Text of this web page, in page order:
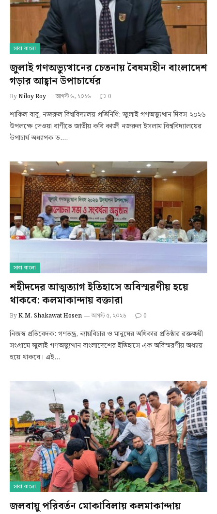
সারা বাংলা
জুলাই গণঅভ্যুত্থানের চেতনায় বৈষম্যহীন বাংলাদেশ
গড়ার আহ্বান উপাচার্যের
ByNiloy Roy আগস্ট ৬, ২০২৬ 0
শাকিল বাবু, নজরুল বিশ্ববিদ্যালয় প্রতিনিধি: জুলাই গণঅভ্যুত্থান দিবস-২০২৬
উপলক্ষে দেওয়া বাণীতে জাতীয় কবি কাজী নজরুল ইসলাম বিশ্ববিদ্যালয়ের
উপাচার্য অধ্যাপক ড.…
সারা বাংলা
শহীদদের আত্মত্যাগ ইতিহাসে অবিস্মরণীয় হয়ে
থাকবে: কলমাকান্দায় বক্তারা
ByK.M. Shakawat Hosen আগস্ট ৫, ২০২৬ 0
নিজস্ব প্রতিবেদক: গণতন্ত্র, ন্যায়বিচার ও মানুষের অধিকার প্রতিষ্ঠার রক্তক্ষয়ী
সংগ্রামে জুলাই গণঅভ্যুত্থান বাংলাদেশের ইতিহাসে এক অবিস্মরণীয় অধ্যায়
হয়ে থাকবে। এই…
সারা বাংলা
জলবায়ু পরিবর্তন মোকাবিলায় কলমাকান্দায়